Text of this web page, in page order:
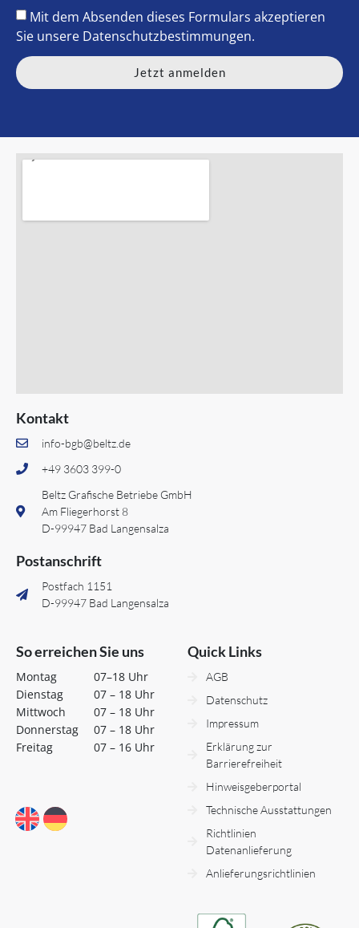
Mit dem Absenden dieses Formulars akzeptieren
Sie unsere Datenschutzbestimmungen.
Jetzt anmelden
Kontakt
info-bgb@beltz.de
+49 3603 399-0
Beltz Grafische Betriebe GmbH
Am Fliegerhorst 8
D-99947 Bad Langensalza
Postanschrift
Postfach 1151
D-99947 Bad Langensalza
So erreichen Sie uns
Montag
Dienstag
Mittwoch
Donnerstag
Freitag
07–18 Uhr
07 – 18 Uhr
07 – 18 Uhr
07 – 18 Uhr
07 – 16 Uhr
Quick Links
AGB
Datenschutz
Impressum
Erklärung zur
Barrierefreiheit
Hinweisgeberportal
Technische Ausstattungen
Richtlinien
Datenanlieferung
Anlieferungsrichtlinien